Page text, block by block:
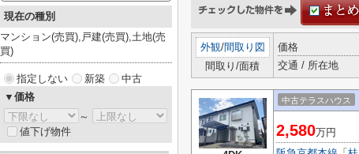
外観/間取り図
間取り/面積
価格
交通 / 所在地
中古テラスハウス
2,580万円
現在の種別
マンション(売買),戸建(売買),土地(売
買)
指定しない 新築
中古
▼価格
～
値下げ物件